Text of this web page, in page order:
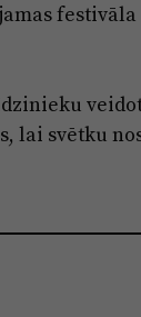
lai svētku